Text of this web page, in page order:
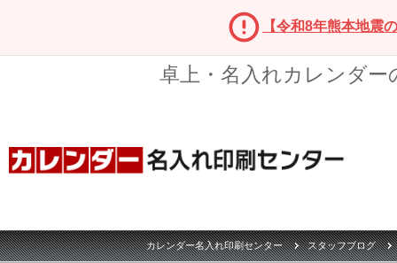
【令和8年熊本地震
卓上・名入れカレンダ
カレンダー名入れ印刷センター スタッフブログ